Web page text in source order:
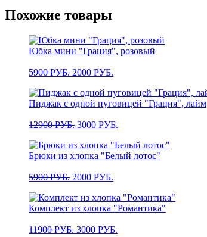
Похожие товары
Юбка мини "Грация", розовый
5900РУБ. Первоначальная
составляла
5900 РУБ..
2000 РУБ.
2000 РУБ..
Пиджак с одной пуговицей "Грация", лайм
12900РУБ. Первоначальная
составляла
12900 РУБ..
3000 РУБ.
3000 РУБ..
Брюки из хлопка "Белый лотос"
5900РУБ. Первоначальная
составляла
5900 РУБ..
2000 РУБ.
2000 РУБ..
Комплект из хлопка "Романтика"
11900РУБ. Первоначальная
3000 РУБ.